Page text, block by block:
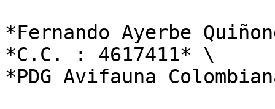
*Fernando Ayerbe
*C.C. : 4617411* \
*PDG Avifauna